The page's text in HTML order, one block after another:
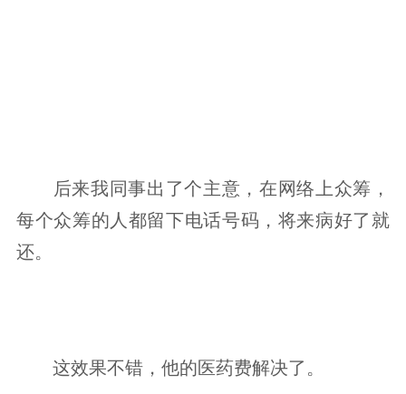
后来我同事出了个主意，在网络上众筹，
每个众筹的人都留下电话号码，将来病好了就
还。
这效果不错，他的医药费解决了。